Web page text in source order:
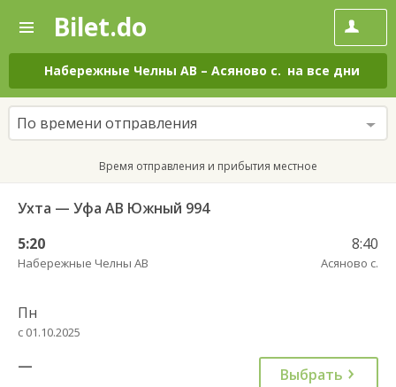
—
Поиск
и
покупка
билетов
на
автобус
онлайн
Bilet.do
Набережные Челны АВ – Асяново с. на все дни
По времени отправления
Время отправления и прибытия местное
Ухта — Уфа АВ Южный 994
5:20
Набережные Челны АВ
8:40
Асяново с.
Пн
с 01.10.2025
— Выбрать